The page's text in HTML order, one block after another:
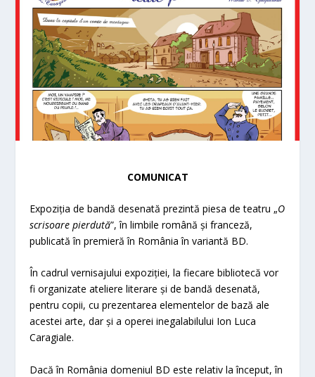
COMUNICAT
Expoziția de bandă desenată prezintă piesa de teatru „O
scrisoare pierdută”, în limbile română și franceză,
publicată în premieră în România în variantă BD.
În cadrul vernisajului expoziției, la fiecare bibliotecă vor
fi organizate ateliere literare și de bandă desenată,
pentru copii, cu prezentarea elementelor de bază ale
acestei arte, dar și a operei inegalabilului Ion Luca
Caragiale.
Dacă în România domeniul BD este relativ la început, în